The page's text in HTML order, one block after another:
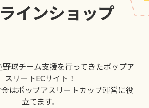
インショップ
球チーム支援を行ってきたポップア
スリートECサイト！
はポップアスリートカップ運営に役
立てます。